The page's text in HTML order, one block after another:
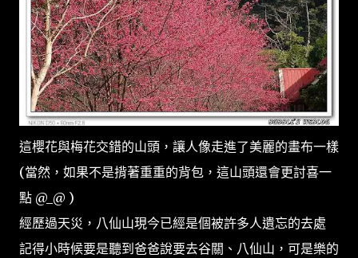
這櫻花與梅花交錯的山頭，讓人像走進了美麗的畫布一樣
(當然，如果不是揹著重重的背包，這山頭還會更討喜一
點 @_@ )
經歷過天災，八仙山現今已經是個被許多人遺忘的去處
記得小時候要是聽到爸爸說要去谷關、八仙山，可是樂的